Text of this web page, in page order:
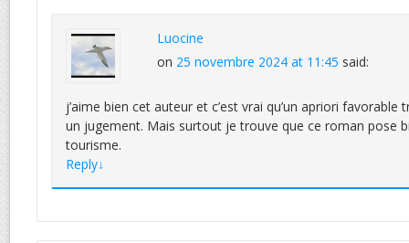
Luocine
on 25 novembre 2024 at 11:45 said:
j’aime bien cet auteur et c’est vrai qu’un apriori
un jugement. Mais surtout je trouve que ce roman pose
tourisme.
Reply↓